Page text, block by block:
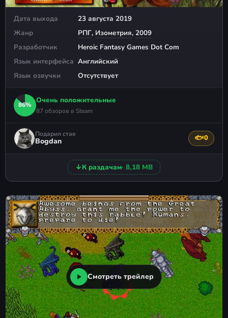
Дата выхода
23 августа 2019
Жанр
РПГ, Изометрия, 2009
Разработчик
Heroic Fantasy Games Dot Com
Язык интерфейса Английский
Язык озвучки
Отсутствует
86%
Очень положительные
87 обзоров в Steam
Подарил стае
Bogdan 🐟0
↓К раздачам· 8,18 MB
Смотреть трейлер